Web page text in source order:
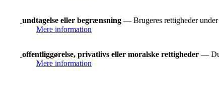
undtagelse eller begrænsning — Brugeres rettigheder
Mere information
offentliggørelse, privatlivs eller moralske rettigheder — Du
Mere information